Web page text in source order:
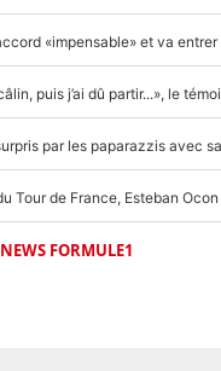
NEWS FORMULE1